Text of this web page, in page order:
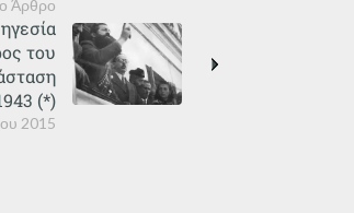
Άρθρο
2015
του
(*)